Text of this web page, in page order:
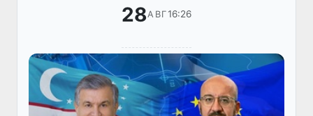
28АВГ16:26